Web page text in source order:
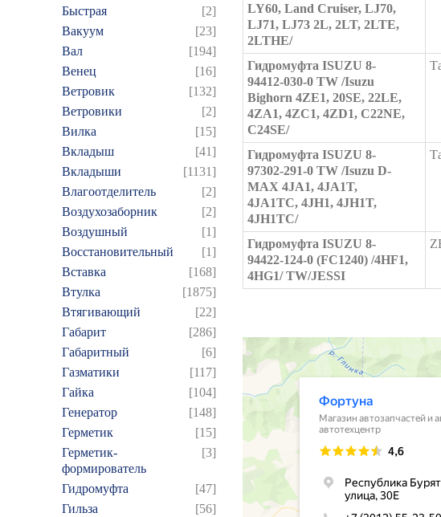
Быстрая
[2]
Вакуум
[23]
Вал
[194]
Венец
[16]
Ветровик
[132]
Ветровики
[2]
Вилка
[15]
Вкладыш
[41]
Вкладыши
[1131]
Влагоотделитель
[2]
Воздухозаборник
[2]
Воздушный
[1]
Восстановительный
[1]
Вставка
[168]
Втулка
[1875]
Втягивающий
[22]
Габарит
[286]
Габаритный
[6]
Газматики
[117]
Гайка
[104]
Генератор
[148]
Герметик
[15]
Герметик-
формирователь
[3]
Гидромуфта
[47]
Гильза
[56]
LY60, Land Cruiser, LJ70,
LJ71, LJ73 2L, 2LT, 2LTE,
2LTHE/
Гидромуфта ISUZU 8-
94412-030-0 TW /Isuzu
Bighorn 4ZE1, 20SE, 22LE,
4ZA1, 4ZC1, 4ZD1, C22NE,
C24SE/
Гидромуфта ISUZU 8-
97302-291-0 TW /Isuzu D-
MAX 4JA1, 4JA1T,
4JA1TC, 4JH1, 4JH1T,
4JH1TC/
Гидромуфта ISUZU 8-
94422-124-0 (FC1240) /4HF1,
4HG1/ TW/JESSI